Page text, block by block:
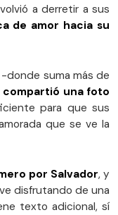
volvió a derretir a sus
de amor hacia su
donde suma más de
compartió una foto
para que sus
que se ve la
por Salvador, y
disfrutando de una
texto adicional, sí